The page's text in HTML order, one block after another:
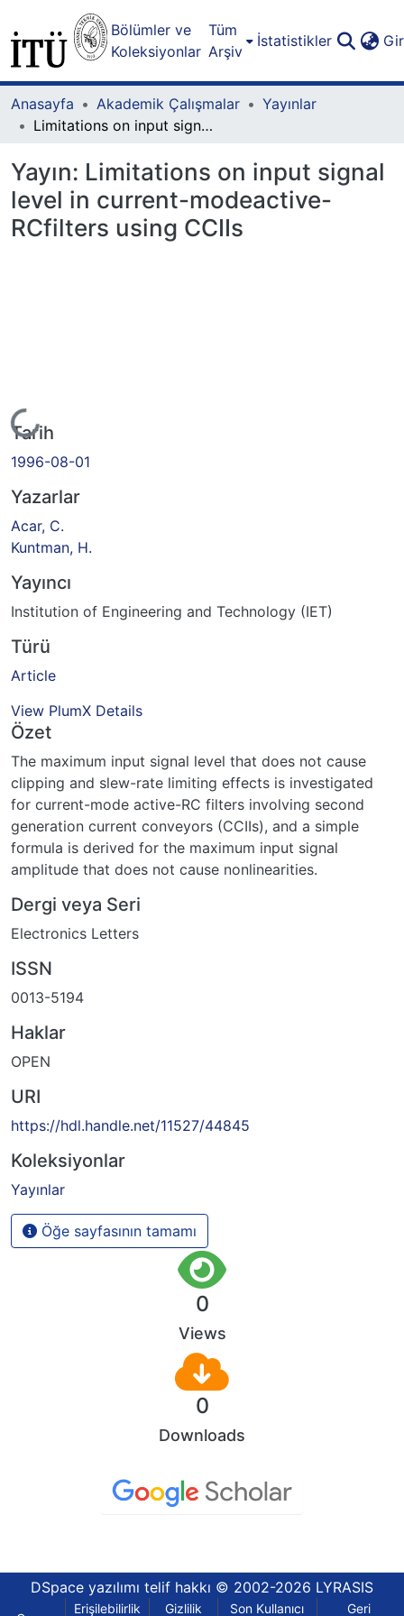
Bölümler ve
Koleksiyonlar
Tüm
Arşiv
İstatistikler
Anasayfa Akademik Çalışmalar
Yayınlar
Limitations on input signal level in current-modeactive-RCfilters using CCIIs
Yayın: Limitations on input signal
level in current-modeactive-
RCfilters using CCIIs
Yükleniyor...
Tarih
1996-08-01
Yazarlar
Acar, C.
Kuntman, H.
Yayıncı
Institution of Engineering and Technology (IET)
Türü
Article
View PlumX Details
Özet
The maximum input signal level that does not cause
clipping and slew-rate limiting effects is investigated
for current-mode active-RC filters involving second
generation current conveyors (CCIIs), and a simple
formula is derived for the maximum input signal
amplitude that does not cause nonlinearities.
Dergi veya Seri
Electronics Letters
ISSN
0013-5194
Haklar
OPEN
URI
https://hdl.handle.net/11527/44845
Koleksiyonlar
Yayınlar
Öğe sayfasının tamamı
0
Views
0
Downloads
DSpace yazılımı telif hakkı © 2002-2026 LYRASIS
Erişilebilirlik Gizlilik Son Kullanıcı Geri